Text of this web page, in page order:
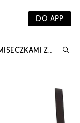
DO APP
BIUSTONOSZ Z USZTYWNIANYMI MISECZKAMI Z POLIAMIDU Z RECYKLINGU (3 SZT.)